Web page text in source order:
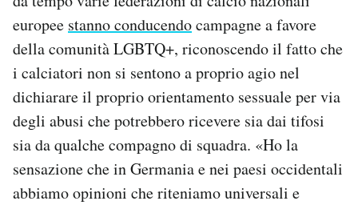
europee stanno conducendocampagne a favore
della comunità LGBTQ+, riconoscendo il fatto che
i calciatori non si sentono a proprio agio nel
dichiarare il proprio orientamento sessuale per via
degli abusi che potrebbero ricevere sia dai tifosi
sia da qualche compagno di squadra. «Ho la
sensazione che in Germania e nei paesi occidentali
abbiamo opinioni che riteniamo universali e